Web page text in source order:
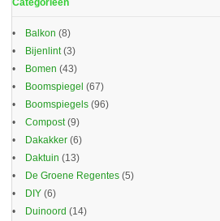
Categorieën
Balkon (8)
Bijenlint(3)
Bomen (43)
Boomspiegel (67)
Boomspiegels (96)
Compost(9)
Dakakker (6)
Daktuin (13)
De Groene Regentes (5)
DIY (6)
Duinoord (14)